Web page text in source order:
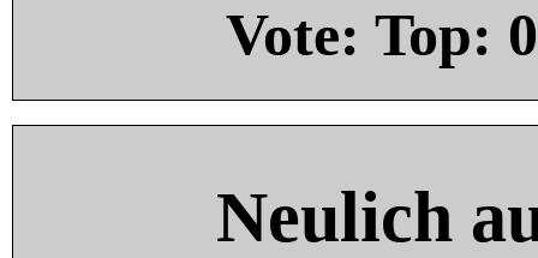
Vote: Top: 0
Neulich